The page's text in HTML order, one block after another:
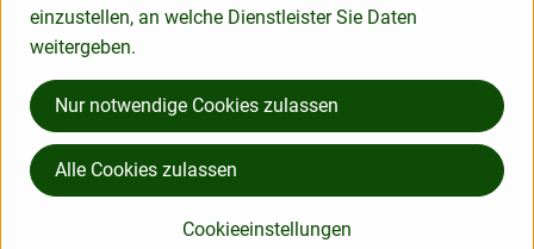
Italien
Antersdorfer - Die Bio-Mühle
einzustellen, an welche Dienstleister Sie Daten
weitergeben.
Cookieeinstellungen
Nur notwendige Cookies zulassen
Alle Cookies zulassen